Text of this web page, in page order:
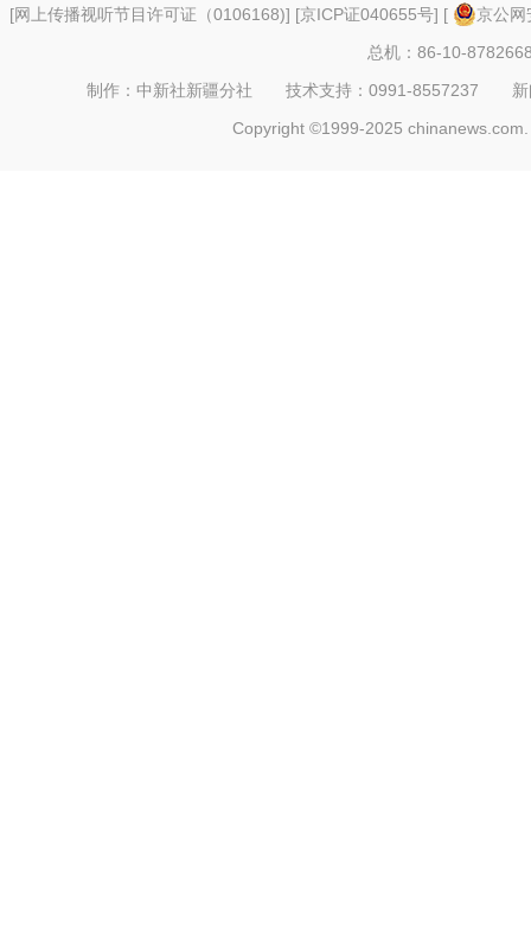
[网上传播视听节目许可证（0106168)] [京ICP证040655号] [
京公
总机：86-10-
制作：中新社新疆分社 技术支持：0991-8557237
Copyright ©1999-2025